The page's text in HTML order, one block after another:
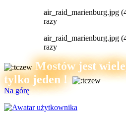
air_raid_marienburg.jpg
razy
air_raid_marienburg.jpg
razy
Mostów jest
tylko jeden !
Na górę